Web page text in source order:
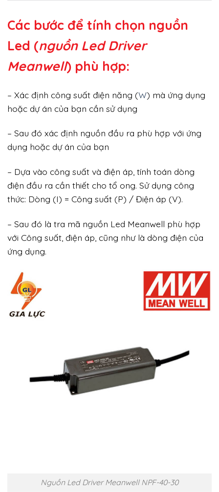
Các bước để tính chọn nguồn
Led (nguồn Led Driver
Meanwell) phù hợp:
– Xác định công suất điện năng (W) mà ứng dụng
hoặc dự án của bạn cần sử dụng
– Sau đó xác định nguồn đầu ra phù hợp với ứng
dụng hoặc dự án của bạn
– Dựa vào công suất và điện áp, tính toán dòng
điện đầu ra cần thiết cho tổ ong. Sử dụng công
thức: Dòng (I) = Công suất (P) / Điện áp (V).
– Sau đó là tra mã nguồn Led Meanwell phù hợp
với Công suất, điện áp, cũng như là dòng điện của
ứng dụng.
Nguồn Led Driver Meanwell NPF-40-30